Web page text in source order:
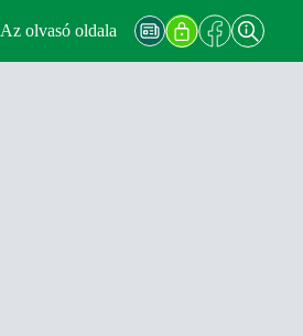
Az olvasó oldala